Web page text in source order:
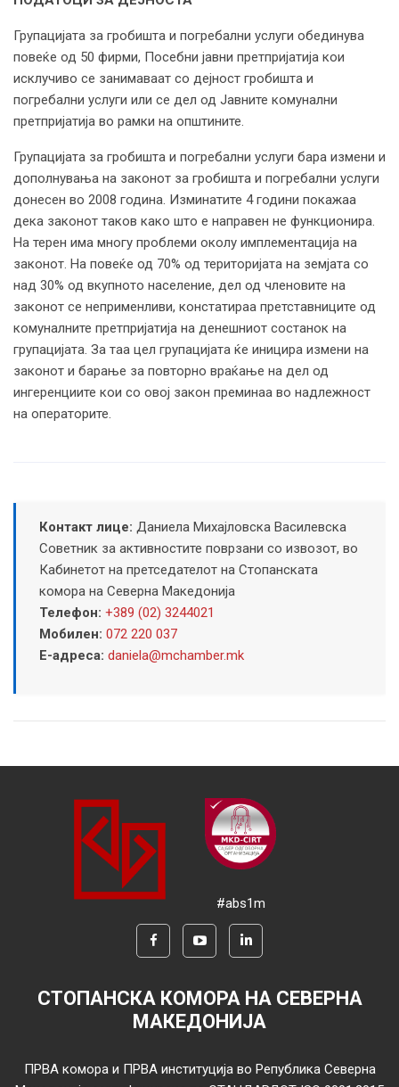
Групацијата за гробишта и погребални услуги обединува
повеќе од 50 фирми, Посебни јавни претпријатија кои
исклучиво се занимаваат со дејност гробишта и
погребални услуги или се дел од Јавните комунални
претпријатија во рамки на општините.
Групацијата за гробишта и погребални услуги бара измени и
дополнувања на законот за гробишта и погребални услуги
донесен во 2008 година. Изминатите 4 години покажаа
дека законот таков како што е направен не функционира.
На терен има многу проблеми околу имплементација на
законот. На повеќе од 70% од територијата на земјата со
над 30% од вкупното население, дел од членовите на
законот се неприменливи, констатираа претставниците од
комуналните претпријатија на денешниот состанок на
групацијата. За таа цел групацијата ќе иницира измени на
законот и барање за повторно враќање на дел од
ингеренциите кои со овој закон преминаа во надлежност
на операторите.
Контакт лице: Даниела Михајловска Василевска
Советник за активностите поврзани со извозот, во
Кабинетот на претседателот на Стопанската
комора на Северна Македонија
Телефон: +389 (02) 3244021
Мобилен: 072 220 037
Е-адреса: daniela@mchamber.mk
#abs1m
СТОПАНСКА КОМОРА НА СЕВЕРНА
МАКЕДОНИЈА
ПРВА комора и ПРВА институција во Република Северна